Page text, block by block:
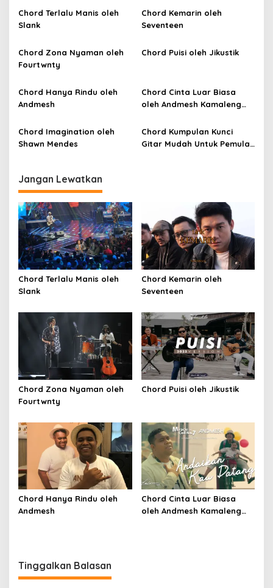
a
s
i
p
o
s
Chord Terlalu Manis oleh
Slank
Chord Kemarin oleh
Seventeen
Chord Zona Nyaman oleh
Fourtwnty
Chord Puisi oleh Jikustik
Chord Hanya Rindu oleh
Andmesh
Chord Cinta Luar Biasa
oleh Andmesh Kamaleng
SKA)
Chord Imagination oleh
Shawn Mendes
Chord Kumpulan Kunci
Gitar Mudah Untuk Pemula
Jangan Lewatkan
Chord Terlalu Manis oleh
Slank
Chord Kemarin oleh
Seventeen
Chord Zona Nyaman oleh
Fourtwnty
Chord Puisi oleh Jikustik
Chord Hanya Rindu oleh
Andmesh
Chord Cinta Luar Biasa
oleh Andmesh Kamaleng
Tinggalkan Balasan